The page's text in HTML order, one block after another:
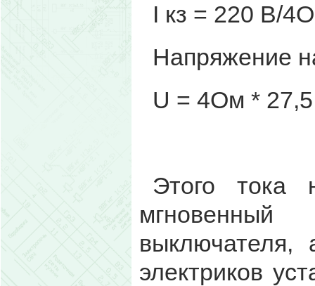
I кз = 220 В/
Напряжение
U = 4Ом *
Этого тока
мгновенный
выключателя,
электриков